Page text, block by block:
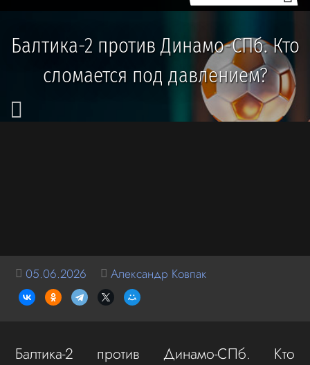
Балтика-2 против Динамо-СПб. Кто
сломается под давлением?
05.06.2026 Александр Ковпак
Балтика-2 против Динамо-СПб. Кто